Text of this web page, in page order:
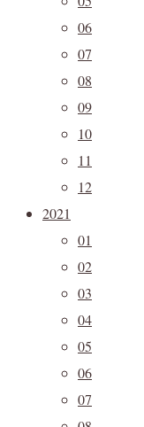
06
07
08
09
10
11
12
2021
01
02
03
04
05
06
07